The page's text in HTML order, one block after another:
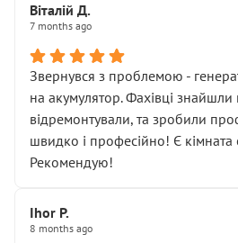
НЕ погоджував
послуга. Тим більше, я був поруч
діагностики ходової не
зауваження гроші за цю
лише підтвердило мою правоту.
Але головне — я виїжджаю з
залишився таким самим, як і був.
Далі ситуація тільки погіршилась:
• сказали, що тепер “потрібно
Віталій Д.
7 months ago
Звернувся з проблемою -
на акумулятор. Фахівці знайшли
відремонтували, та зробили
швидко і професійно! Є кімната
Рекомендую!
Ihor P.
8 months ago